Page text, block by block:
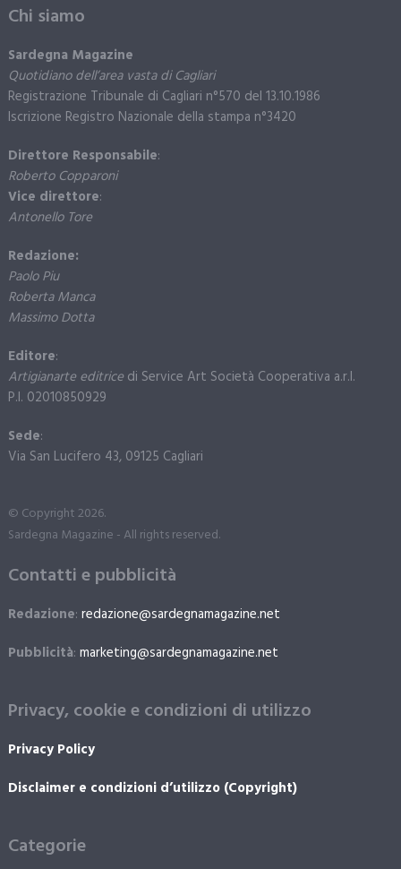
Chi siamo
Sardegna Magazine
Quotidiano dell’area vasta di Cagliari
Registrazione Tribunale di Cagliari n°570 del 13.10.1986
Iscrizione Registro Nazionale della stampa n°3420
Direttore Responsabile:
Roberto Copparoni
Vice direttore:
Antonello Tore
Redazione:
Paolo Piu
Roberta Manca
Massimo Dotta
Editore:
Artigianarte editricedi Service Art Società Cooperativa a.r.l.
P.I. 02010850929
Sede:
Via San Lucifero 43, 09125 Cagliari
© Copyright 2026.
Sardegna Magazine - All rights reserved.
Contatti e pubblicità
Redazione: redazione@sardegnamagazine.net
Pubblicità: marketing@sardegnamagazine.net
Privacy, cookie e condizioni di utilizzo
Privacy Policy
Disclaimer e condizioni d’utilizzo (Copyright)
Categorie